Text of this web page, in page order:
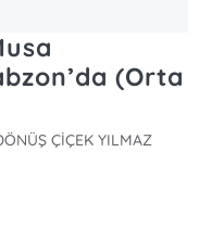
(Orta
ÇİÇEK YILMAZ